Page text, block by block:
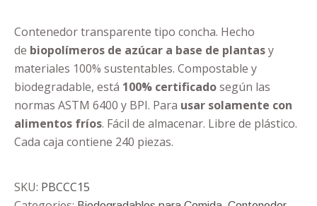
Contenedor transparente tipo concha. Hecho
de biopolímeros de azúcar a base de plantasy
materiales 100% sustentables. Compostable y
biodegradable, está 100% certificadosegún las
normas ASTM 6400 y BPI. Para usar solamente con
alimentos fríos. Fácil de almacenar. Libre de plástico.
Cada caja contiene 240 piezas.
SKU: PBCCC15